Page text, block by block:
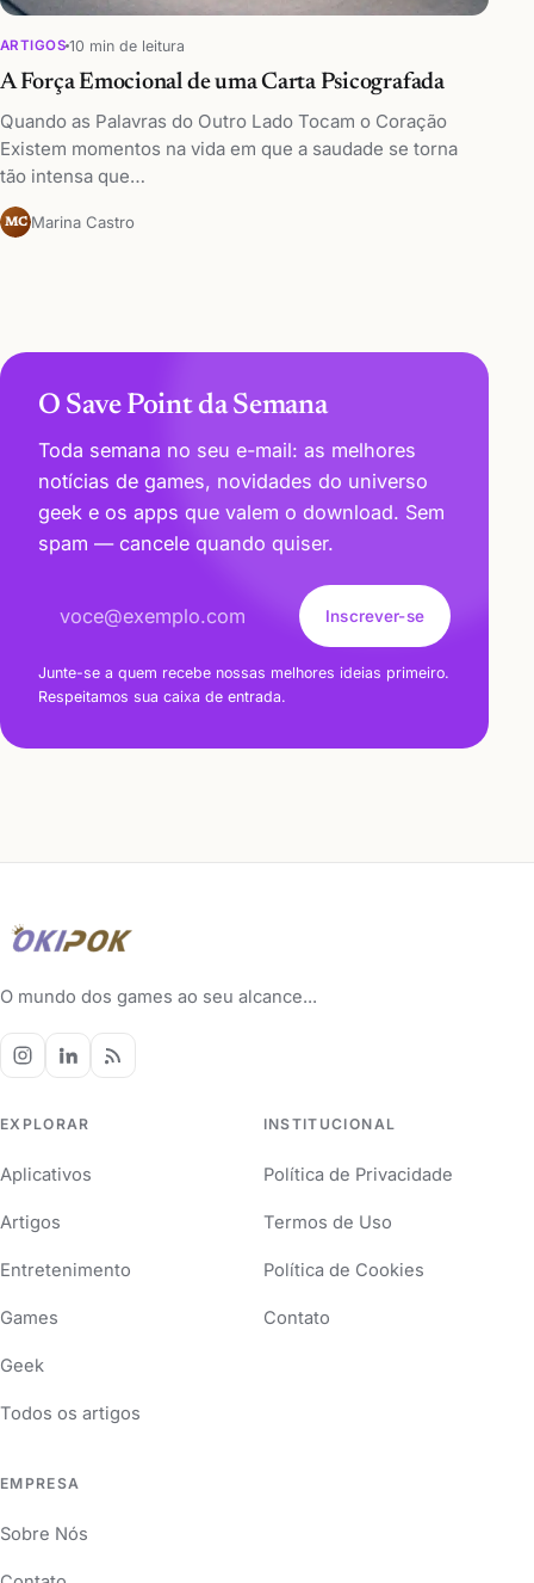
ARTIGOS 10 min de leitura
A Força Emocional de uma Carta Psicografada
Quando as Palavras do Outro Lado Tocam o Coração
Existem momentos na vida em que a saudade se torna
tão intensa que…
MC Marina Castro
O Save Point da Semana
Toda semana no seu e-mail: as melhores
notícias de games, novidades do universo
geek e os apps que valem o download. Sem
spam — cancele quando quiser.
Inscrever-se
Junte-se a quem recebe nossas melhores ideias primeiro.
Respeitamos sua caixa de entrada.
O mundo dos games ao seu alcance...
EXPLORAR
Aplicativos
Artigos
Entretenimento
Games
Geek
Todos os artigos
INSTITUCIONAL
Política de Privacidade
Termos de Uso
Política de Cookies
Contato
EMPRESA
Sobre Nós